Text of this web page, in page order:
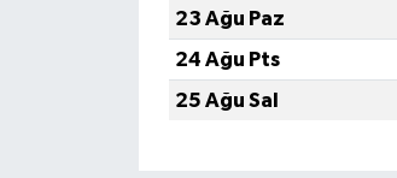
23 Ağu Paz
24 Ağu Pts
25 Ağu Sal